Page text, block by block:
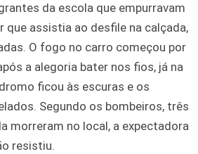
da escola que empurravam
que assistia ao desfile na calçada,
O fogo no carro começou por
a alegoria bater nos fios, já na
ficou às escuras e os
Segundo os bombeiros, três
morreram no local, a expectadora
resistiu.